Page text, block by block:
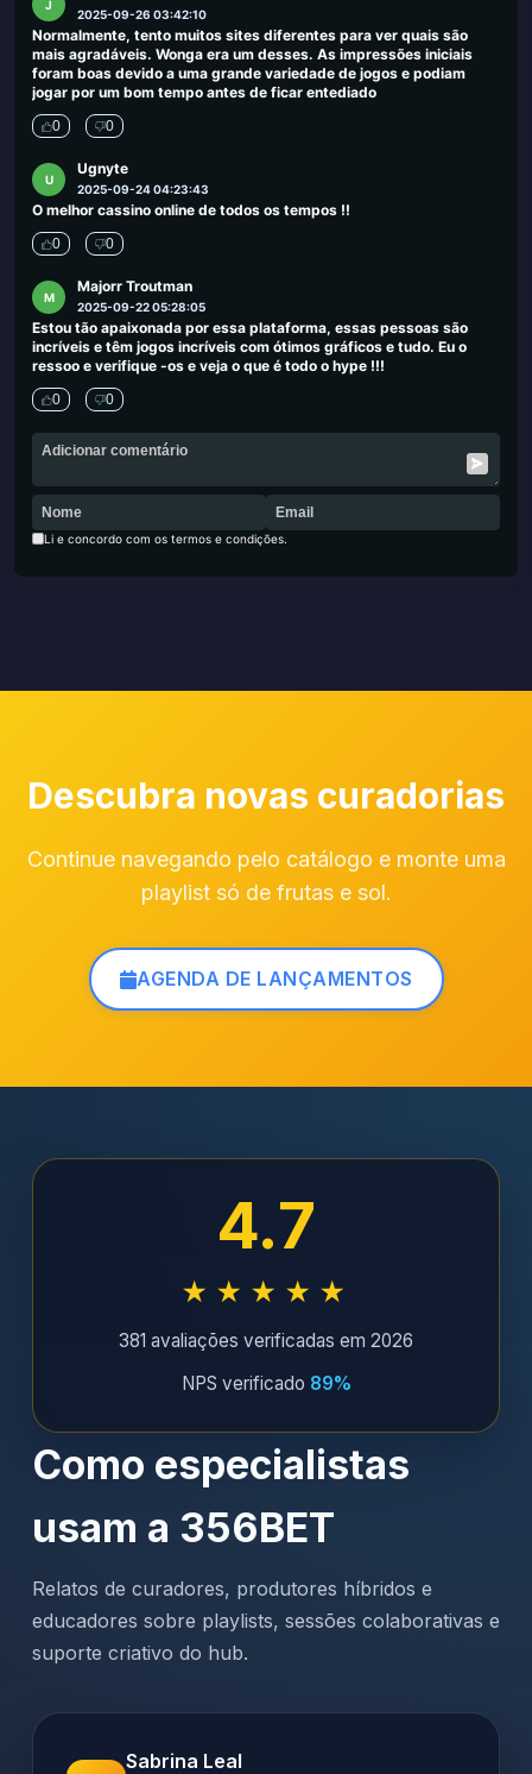
J
2025-09-26 03:42:10
Normalmente, tento muitos sites diferentes para ver quais são
mais agradáveis. Wonga era um desses. As impressões iniciais
foram boas devido a uma grande variedade de jogos e podiam
jogar por um bom tempo antes de ficar entediado
0 0
U
Ugnyte
2025-09-24 04:23:43
O melhor cassino online de todos os tempos !!
0 0
M
Majorr Troutman
2025-09-22 05:28:05
Estou tão apaixonada por essa plataforma, essas pessoas são
incríveis e têm jogos incríveis com ótimos gráficos e tudo. Eu o
ressoo e verifique -os e veja o que é todo o hype !!!
0 0
Li e concordo com os termos e condições.
Descubra novas curadorias
Continue navegando pelo catálogo e monte uma
playlist só de frutas e sol.
AGENDA DE LANÇAMENTOS
4.7
★★★★★
381 avaliações verificadas em 2026
NPS verificado 89%
Como especialistas
usam a 356BET
Relatos de curadores, produtores híbridos e
educadores sobre playlists, sessões colaborativas e
suporte criativo do hub.
Sabrina Leal